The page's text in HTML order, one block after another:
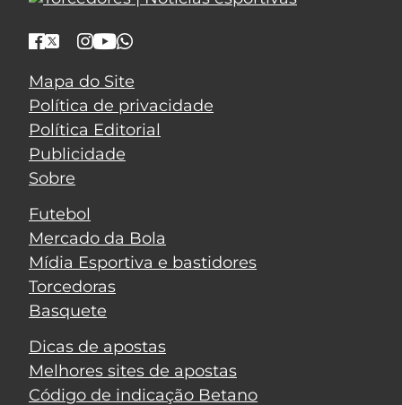
Mapa do Site
Política de privacidade
Política Editorial
Publicidade
Sobre
Futebol
Mercado da Bola
Mídia Esportiva e bastidores
Torcedoras
Basquete
Dicas de apostas
Melhores sites de apostas
Código de indicação Betano